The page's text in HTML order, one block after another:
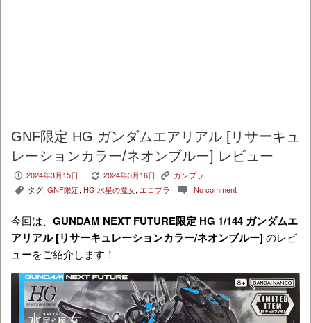
GNF限定 HG ガンダムエアリアル [リサーキュ
レーションカラー/ネオンブルー] レビュー
P 2024年3月15日 V 2024年3月16日 K ガンプラ
, タグ: GNF限定, HG 水星の魔女,エコプラ c No comment
今回は、 GUNDAM NEXT FUTURE限定 HG 1/144 ガンダムエ
アリアル [リサーキュレーションカラー/ネオンブルー] のレビ
ューをご紹介します！